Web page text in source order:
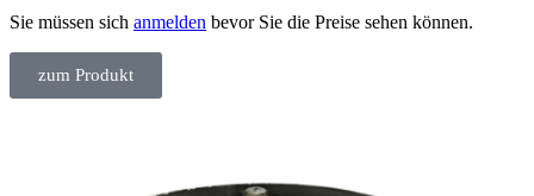
Sie müssen sich anmelden bevor Sie die Preise sehen können.
zum Produkt